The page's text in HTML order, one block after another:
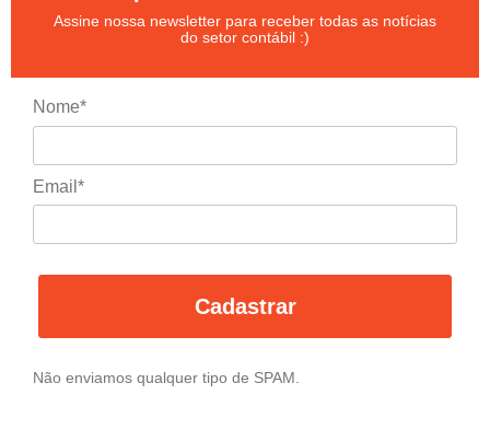
Assine nossa newsletter para receber todas as notícias
do setor contábil :)
Nome*
Email*
Cadastrar
Não enviamos qualquer tipo de SPAM.